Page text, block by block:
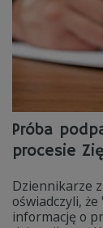
Próba
procesie
Dziennikarze
oświadczyli,
informację o